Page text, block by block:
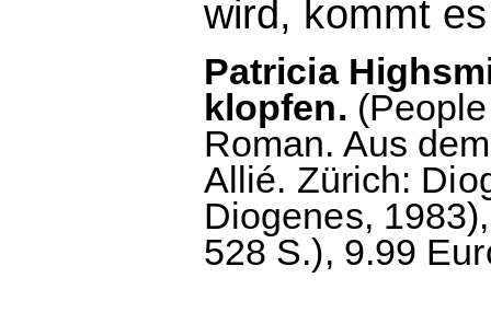
wird, kommt
Patricia
klopfen.
Roman. Aus
Allié. Zürich:
Diogenes,
528 S.), 9.99